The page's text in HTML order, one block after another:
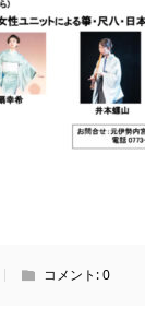
コメント:0